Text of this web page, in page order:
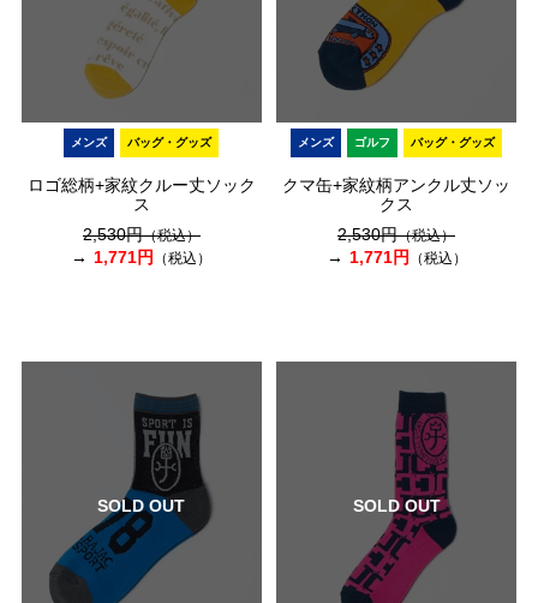
メンズ バッグ・グッズ
ロゴ総柄+家紋クルー丈ソック
ス
2,530円（税込）
1,771円 （税込）
メンズ ゴルフ バッグ・グッズ
クマ缶+家紋柄アンクル丈ソッ
クス
2,530円（税込）
1,771円 （税込）
SOLD OUT SOLD OUT